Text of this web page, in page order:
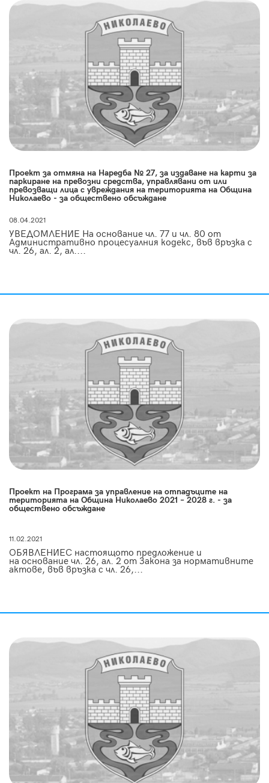
Проект за отмяна на Наредба № 27, за издаване на карти за
паркиране на превозни средства, управлявани от или
превозващи лица с увреждания на територията на Община
Николаево - за обществено обсъждане
08.04.2021
УВЕДОМЛЕНИЕ На основание чл. 77 и чл. 80 от
Административно процесуалния кодекс, във връзка с
чл. 26, ал. 2, ал....
Проект на Програма за управление на отпадъците на
територията на Община Николаево 2021 – 2028 г. - за
обществено обсъждане
11.02.2021
ОБЯВЛЕНИЕС настоящото предложение и
на основание чл. 26, ал. 2 от Закона за нормативните
актове, във връзка с чл. 26,...